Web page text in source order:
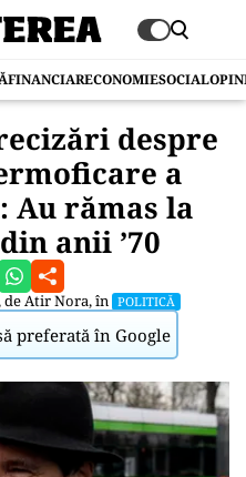
FINANCIARECONOMIESOCIAL
despre
a
Au rămas la
anii ’70
deAtir Nora, în POLITICĂ
preferată în Google